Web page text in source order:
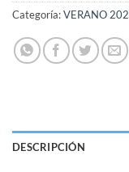
Categoría:VERANO
DESCRIPCIÓN